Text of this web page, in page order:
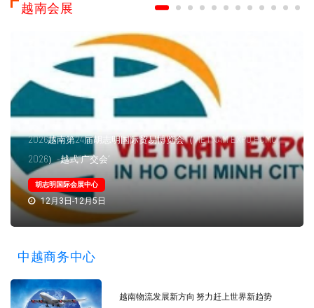
越南会展
2026越南第24届胡志明国际贸易博览会（VIETNAM EXPO HCMC
2026）-越式“广交会”
胡志明国际会展中心
12月3日-12月5日
中越商务中心
越南物流发展新方向 努力赶上世界新趋势